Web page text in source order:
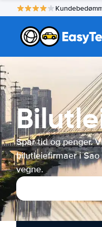
Spar tid og penger.
bilutleiefirmaer i
vegne.